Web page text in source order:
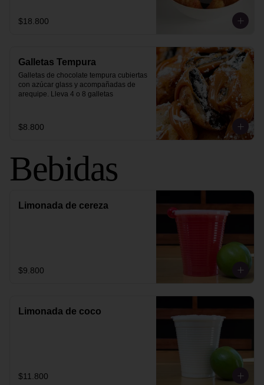
$18.800
Galletas Tempura
Galletas de chocolate tempura cubiertas
con azúcar glass y acompañadas de
arequipe. Lleva 4 o 8 galletas
$8.800
Bebidas
Limonada de cereza
$9.800
Limonada de coco
$11.800